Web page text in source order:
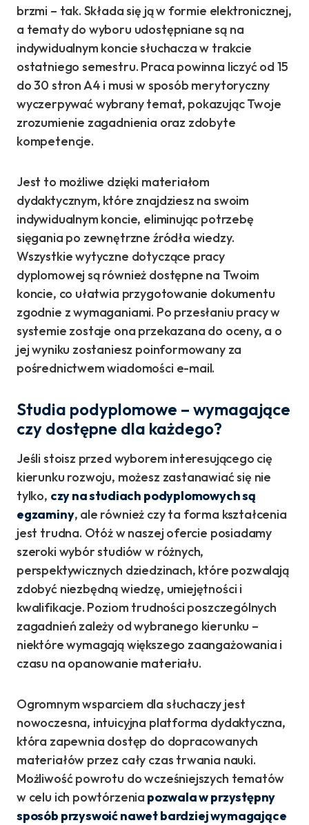
brzmi – tak. Składa się ją w formie elektronicznej,
a tematy do wyboru udostępniane są na
indywidualnym koncie słuchacza w trakcie
ostatniego semestru. Praca powinna liczyć od 15
do 30 stron A4 i musi w sposób merytoryczny
wyczerpywać wybrany temat, pokazując Twoje
zrozumienie zagadnienia oraz zdobyte
kompetencje.
Jest to możliwe dzięki materiałom
dydaktycznym, które znajdziesz na swoim
indywidualnym koncie, eliminując potrzebę
sięgania po zewnętrzne źródła wiedzy.
Wszystkie wytyczne dotyczące pracy
dyplomowej są również dostępne na Twoim
koncie, co ułatwia przygotowanie dokumentu
zgodnie z wymaganiami. Po przesłaniu pracy w
systemie zostaje ona przekazana do oceny, a o
jej wyniku zostaniesz poinformowany za
pośrednictwem wiadomości e-mail.
Studia podyplomowe – wymagające
czy dostępne dla każdego?
Jeśli stoisz przed wyborem interesującego cię
kierunku rozwoju, możesz zastanawiać się nie
tylko, czy na studiach podyplomowych są
egzaminy, ale również czy ta forma kształcenia
jest trudna. Otóż w naszej ofercie posiadamy
szeroki wybór studiów w różnych,
perspektywicznych dziedzinach, które pozwalają
zdobyć niezbędną wiedzę, umiejętności i
kwalifikacje. Poziom trudności poszczególnych
zagadnień zależy od wybranego kierunku –
niektóre wymagają większego zaangażowania i
czasu na opanowanie materiału.
Ogromnym wsparciem dla słuchaczy jest
nowoczesna, intuicyjna platforma dydaktyczna,
która zapewnia dostęp do dopracowanych
materiałów przez cały czas trwania nauki.
Możliwość powrotu do wcześniejszych tematów
w celu ich powtórzenia pozwala w przystępny
sposób przyswoić nawet bardziej wymagające